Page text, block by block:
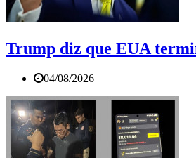
Trump diz que EUA
04/08/2026